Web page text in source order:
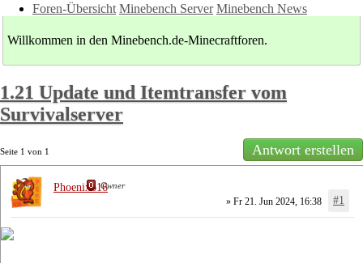
Foren-Übersicht Minebench Server Minebench News
Willkommen in den Minebench.de-Minecraftforen.
1.21 Update und Itemtransfer vom
Survivalserver
Seite 1 von 1 Antwort erstellen
» Fr 21. Jun 2024, 16:38 #1
Phoenix616Owner